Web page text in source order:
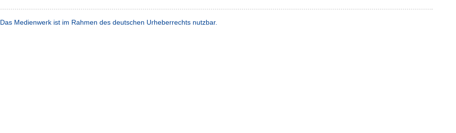
Das Medienwerk ist im Rahmen des deutschen Urheberrechts nutzbar.